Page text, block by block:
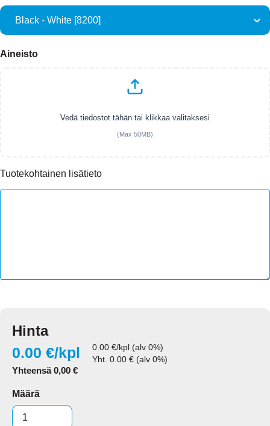
Aineisto
Vedä tiedostot tähän tai klikkaa valitaksesi
(Max 50MB)
Tuotekohtainen lisätieto
Hinta
0.00 €/kpl
Yhteensä0,00 €
0.00 €/kpl (alv 0%)
Yht. 0.00 € (alv 0%)
Määrä